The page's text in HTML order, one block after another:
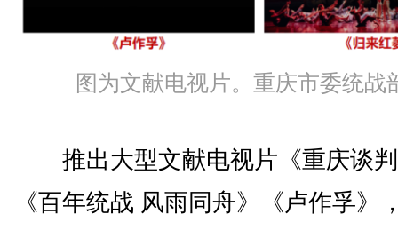
图为文献电视片。重庆市委统战
推出大型文献电视片《重庆谈判
《百年统战 风雨同舟》《卢作孚》